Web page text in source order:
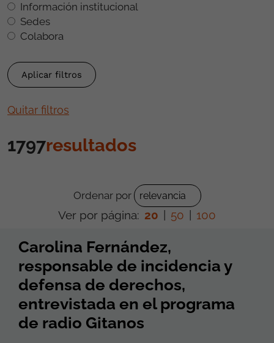
Información institucional
Sedes
Colabora
Quitar filtros
1797resultados
Ordenar por
Ver por página: 20 50 100
Carolina Fernández,
responsable de incidencia y
defensa de derechos,
entrevistada en el programa
de radio Gitanos